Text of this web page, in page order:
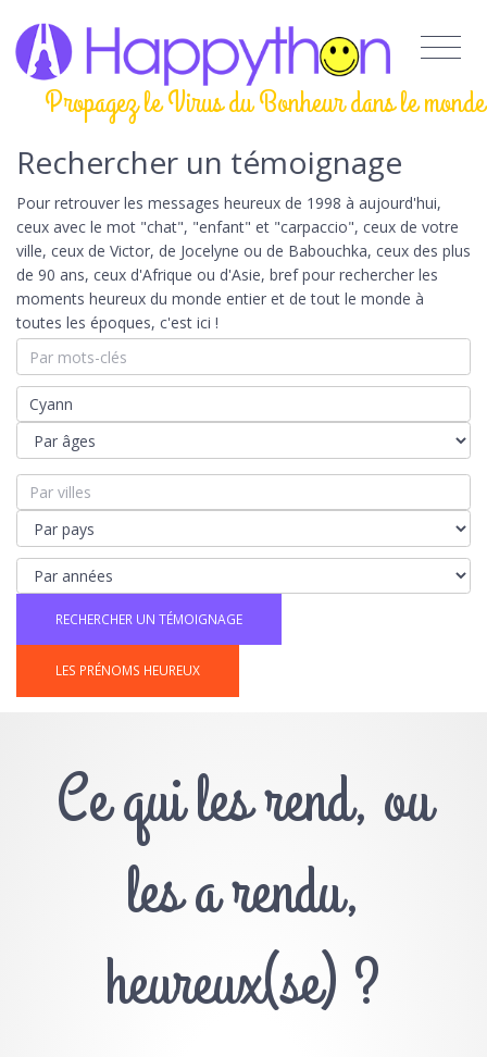
Propagez le Virus du Bonheur dans le monde
Rechercher un témoignage
Pour retrouver les messages heureux de 1998 à aujourd'hui,
ceux avec le mot "chat", "enfant" et "carpaccio", ceux de votre
ville, ceux de Victor, de Jocelyne ou de Babouchka, ceux des plus
de 90 ans, ceux d'Afrique ou d'Asie, bref pour rechercher les
moments heureux du monde entier et de tout le monde à
toutes les époques, c'est ici !
LES PRÉNOMS HEUREUX
Ce qui les rend, ou
les a rendu,
heureux(se) ?